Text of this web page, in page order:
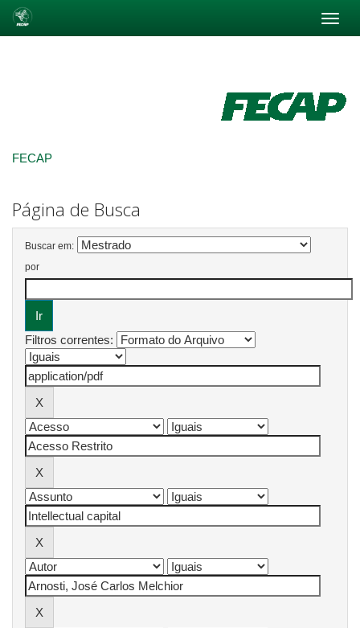
FECAP
Página de Busca
Buscar em:
por
Filtros correntes: